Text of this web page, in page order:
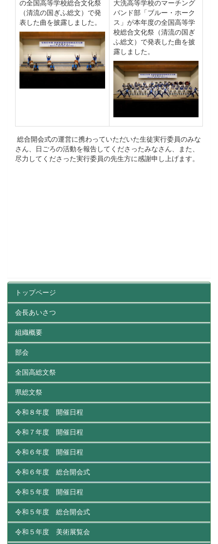
の全国高等学校総合文化祭
（清流の国ぎふ総文）で発
表した曲を披露しました。
大洗高等学校のマーチング
バンド部「ブルー・ホーク
ス」が本年度の全国高等学
校総合文化祭（清流の国ぎ
ふ総文）で発表した曲を披
露しました。
総合開会式の運営に携わっていただいた生徒実行委員のみな
さん、日ごろの活動を報告してくださったみなさん、また、
尽力してくださった実行委員の先生方に感謝申し上げます。
トップページ
会長あいさつ
組織概要
部会
全国高総文祭
県総文祭
令和８年度 開催日程
令和７年度 開催日程
令和６年度 開催日程
令和６年度 総合開会式
令和５年度 開催日程
令和５年度 総合開会式
令和５年度 美術展覧会